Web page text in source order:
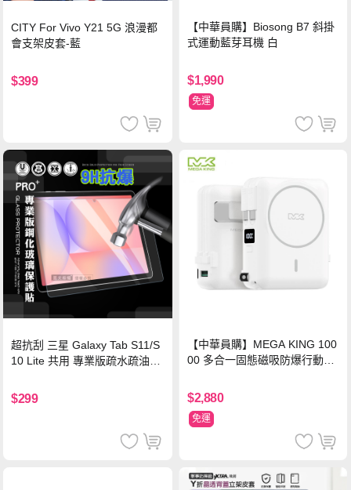
CITY For Vivo Y21 5G 浪漫都
會支架皮套-藍
$399
【中華員購】Biosong B7 斜掛
式運動藍芽耳機 白
$1,990
免運
超抗刮 三星 Galaxy Tab S11/S
10 Lite 共用 專業版疏水疏油9H
$299
【中華員購】MEGA KING 100
00 多合一固態磁吸防爆行動電
$2,880
免運